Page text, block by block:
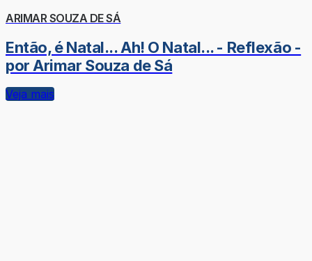
ARIMAR SOUZA DE SÁ
Então, é Natal... Ah! O Natal... - Reflexão -
por Arimar Souza de Sá
Veja mais